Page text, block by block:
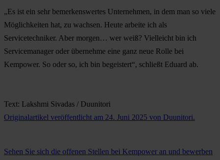
„Es ist ein sehr bemerkenswertes Unternehmen, in dem man so viele
Möglichkeiten hat, zu wachsen. Heute arbeite ich als
Servicetechniker. Aber morgen… wer weiß? Vielleicht bin ich
Servicemanager oder übernehme eine ganz neue Rolle bei
Kempower. So oder so, ich bin begeistert“, schließt Eduard ab.
Text: Lakshmi Sivadas / Duunitori
Originalartikel veröffentlicht am 24. Juni 2025 von Duunitori.
Sehen Sie sich die offenen Stellen bei Kempower an und bewerben